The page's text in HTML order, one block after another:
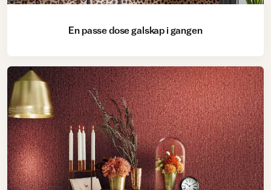
En passe dose galskap i gangen